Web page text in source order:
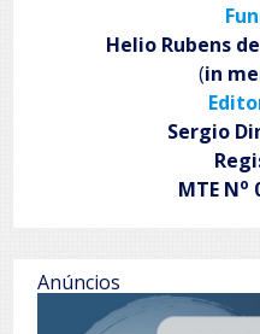
Helio Rubens
(in
Sergio
MTE No
Anúncios